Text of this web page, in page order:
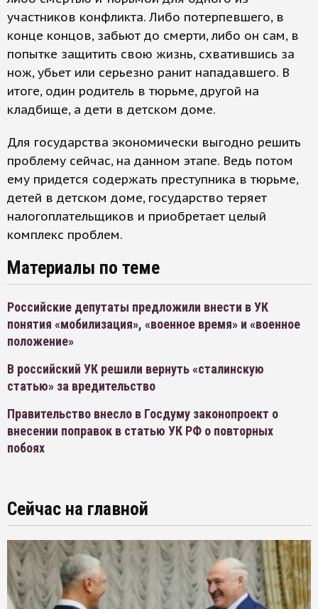
участников конфликта. Либо потерпевшего, в
конце концов, забьют до смерти, либо он сам, в
попытке защитить свою жизнь, схватившись за
нож, убьет или серьезно ранит нападавшего. В
итоге, один родитель в тюрьме, другой на
кладбище, а дети в детском доме.
Для государства экономически выгодно решить
проблему сейчас, на данном этапе. Ведь потом
ему придется содержать преступника в тюрьме,
детей в детском доме, государство теряет
налогоплательщиков и приобретает целый
комплекс проблем.
Материалы по теме
Российские депутаты предложили внести в УК
понятия «мобилизация», «военное время» и «военное
положение»
В российский УК решили вернуть «сталинскую
статью» за вредительство
Правительство внесло в Госдуму законопроект о
внесении поправок в статью УК РФ о повторных
побоях
Сейчас на главной